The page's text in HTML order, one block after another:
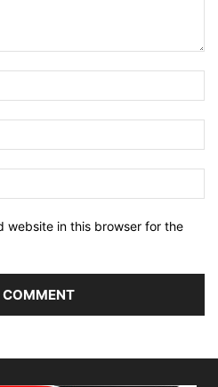
website in this browser for the